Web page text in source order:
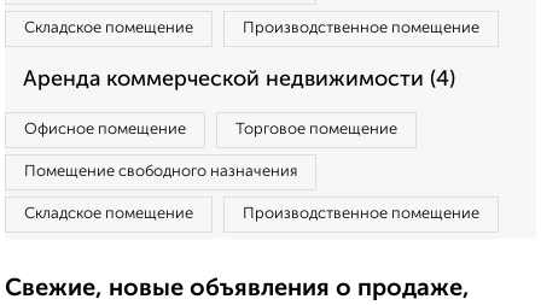
Складское помещение Производственное помещение
Аренда коммерческой недвижимости (4)
Офисное помещение Торговое помещение
Помещение свободного назначения
Складское помещение Производственное помещение
Свежие, новые объявления о продаже,